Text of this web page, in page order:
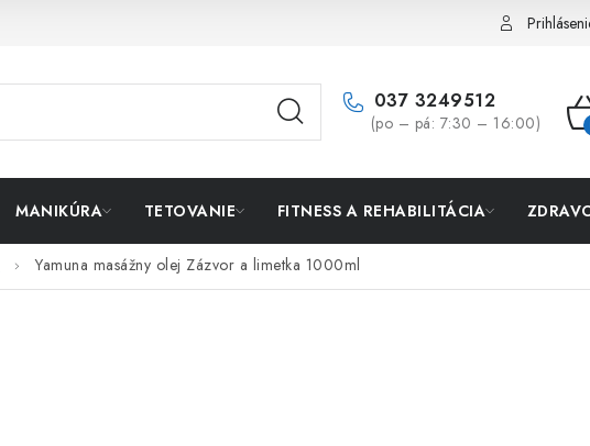
037 3249512
(po – pá: 7:30 – 16:00)
MANIKÚRA TETOVANIE FITNESS A REHABILITÁCIA
Yamuna masážny olej Zázvor a limetka 1000ml